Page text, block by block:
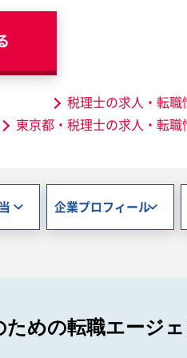
税理士の求人・転職
東京都・税理士の求人・転職
企業プロフィール
めの転職エージェ